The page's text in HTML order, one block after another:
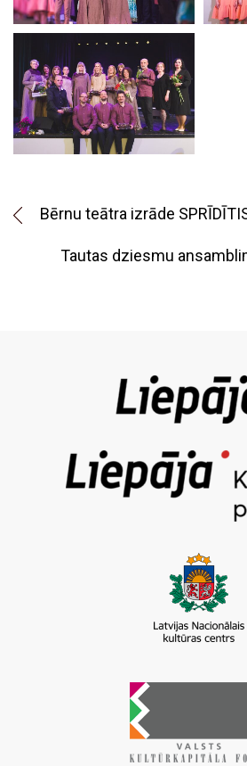
Bērnu teātra izrāde
Tautas dziesmu